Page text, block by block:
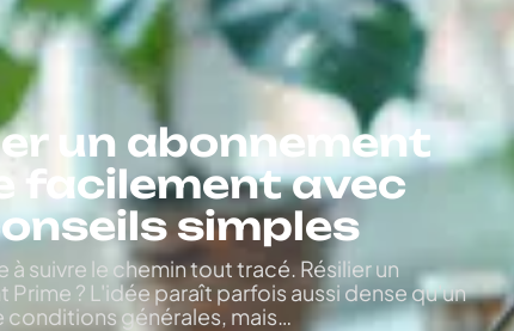
un abonnement
facilement avec
simples
à suivre le chemin tout tracé. Résilier un
Prime ? L'idée paraît parfois aussi dense qu'un
conditions générales, mais…